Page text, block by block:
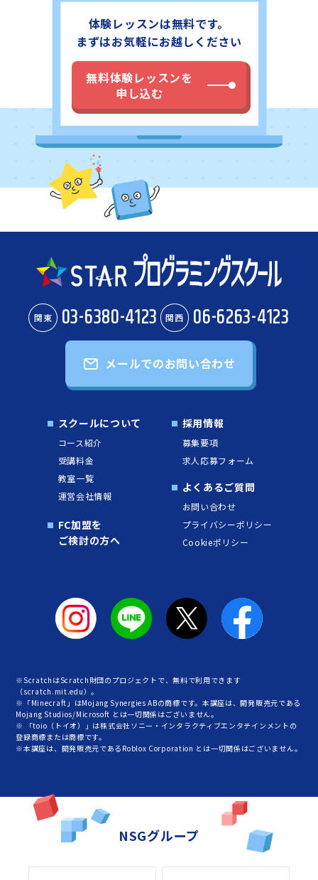
体験レッスンは無料です。
まずはお気軽にお越しください
無料体験レッスンを
申し込む
関東 03-6380-4123 関西 06-6263-4123
メールでのお問い合わせ
スクールについて
コース紹介
受講料金
教室一覧
運営会社情報
FC加盟を
ご検討の方へ
採用情報
募集要項
求人応募フォーム
よくあるご質問
お問い合わせ
プライバシーポリシー
Cookieポリシー
※ScratchはScratch財団のプロジェクトで、無料で利用できます
（scratch.mit.edu）。
※「Minecraft」はMojang Synergies ABの商標です。本講座は、開発販売元である
Mojang Studios/Microsoft とは一切関係はございません。
※ 「toio（トイオ）」は株式会社ソニー・インタラクティブエンタテインメントの
登録商標または商標です。
※本講座は、開発販売元であるRoblox Corporation とは一切関係はございません。
NSGグループ